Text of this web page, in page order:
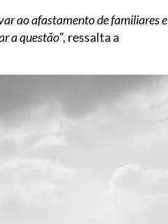
ao afastamento de familiares e
a questão”, ressalta a